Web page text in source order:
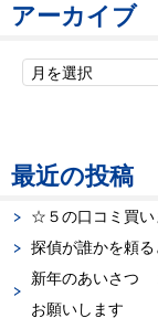
アーカイブ
最近の投稿
☆５の口コミ買
探偵が誰かを頼る
新年のあいさつ
お願いします